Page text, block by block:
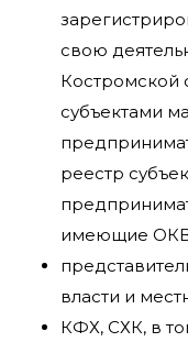
свою
Костромской
субъектами
реестр
имеющие
власти и
КФХ, СХК, в